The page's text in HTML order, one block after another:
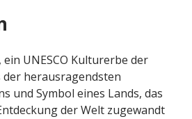
UNESCO Kulturerbe der
herausragendsten
und Symbol eines Lands, das
der Welt zugewandt